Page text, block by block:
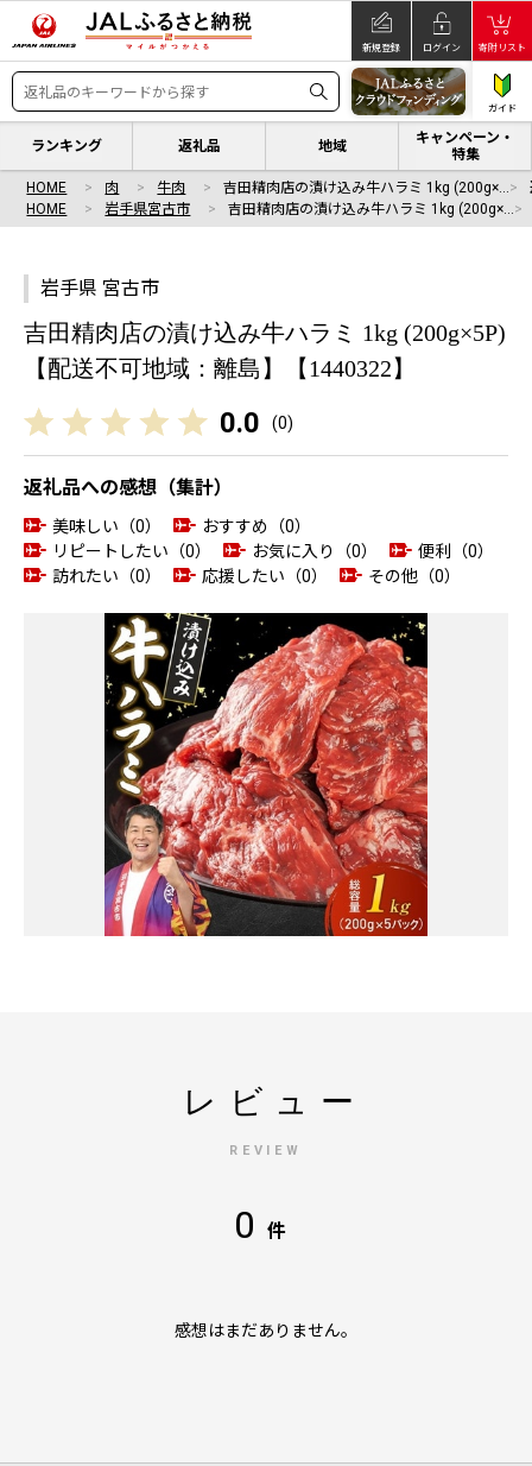
新規登録 ログイン 寄附リスト
ガイド
ランキング 返礼品 地域
キャンペーン・
特集
HOME 肉 牛肉 吉田精肉店の漬け込み牛ハラミ 1kg (200g×…
HOME
岩手県宮古市 吉田精肉店の漬け込み牛ハラミ 1kg (200g×…
岩手県 宮古市
吉田精肉店の漬け込み牛ハラミ 1kg (200g×5P)
【配送不可地域：離島】【1440322】
0.0 (0)
返礼品への感想（集計）
美味しい（0）
おすすめ（0）
リピートしたい（0）
お気に入り（0）
便利（0）
訪れたい（0）
応援したい（0） その他（0）
レビュー
REVIEW
0 件
感想はまだありません。